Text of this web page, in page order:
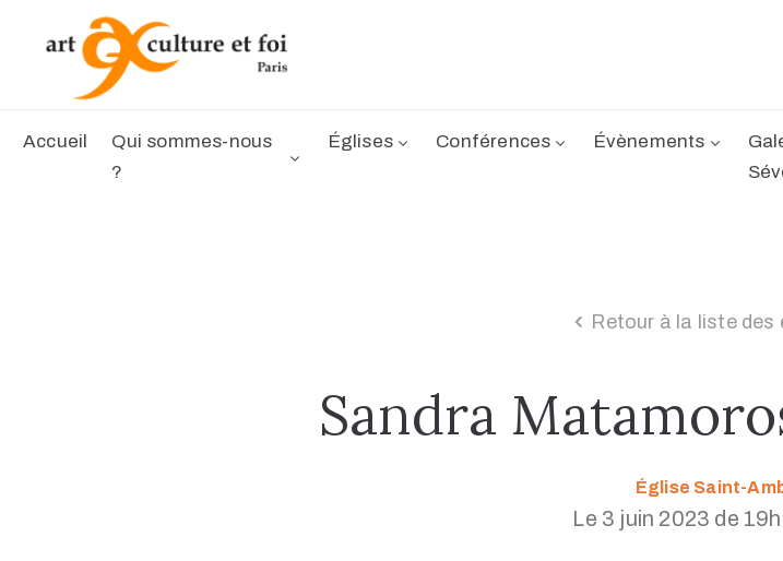
Accueil
Qui sommes-nous
?
Églises Conférences Évènements
Retour à la liste des
Sandra
Église Saint-
Le 3 juin 2023 de